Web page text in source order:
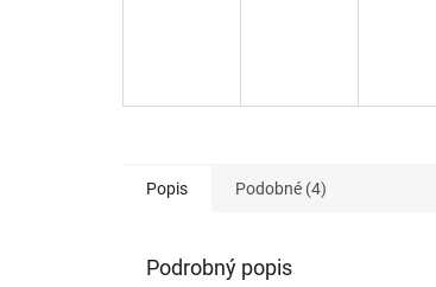
Popis Podobné (4)
Podrobný popis